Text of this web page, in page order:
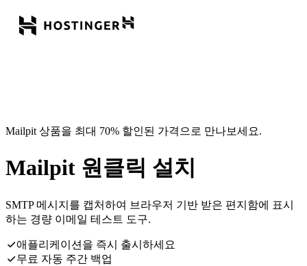
Mailpit 상품을 최대 70% 할인된 가격으로 만나보세요.
Mailpit 원클릭 설치
SMTP 메시지를 캡처하여 브라우저 기반 받은 편지함에 표시
하는 경량 이메일 테스트 도구.
애플리케이션을 즉시 출시하세요
무료 자동 주간 백업